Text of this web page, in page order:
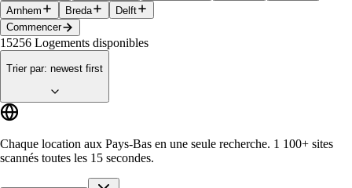
Arnhem
Breda
Delft
Commencer
15256 Logements disponibles
Trier par: newest first
Chaque location aux Pays-Bas en une seule recherche. 1 100+ sites
scannés toutes les 15 secondes.